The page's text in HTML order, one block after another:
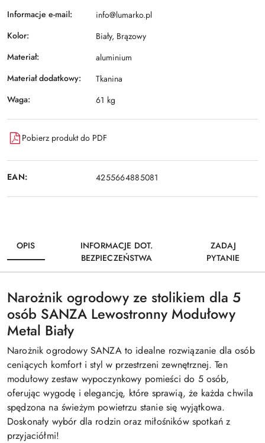
Informacje e-mail:
info@lumarko.pl
Kolor:
Biały, Brązowy
Materiał:
aluminium
Materiał dodatkowy:
Tkanina
Waga:
61 kg
Pobierz produkt do PDF
EAN: 4255664885081
OPIS
INFORMACJE DOT.
BEZPIECZEŃSTWA
ZADAJ
PYTANIE
Narożnik ogrodowy ze stolikiem dla 5
osób SANZA Lewostronny Modułowy
Metal Biały
Narożnik ogrodowy SANZA to idealne rozwiązanie dla osób
ceniących komfort i styl w przestrzeni zewnętrznej. Ten
modułowy zestaw wypoczynkowy pomieści do 5 osób,
oferując wygodę i elegancję, które sprawią, że każda chwila
spędzona na świeżym powietrzu stanie się wyjątkowa.
Doskonały wybór dla rodzin oraz miłośników spotkań z
przyjaciółmi!